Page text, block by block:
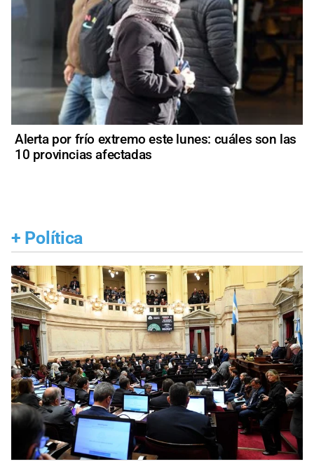
Alerta por frío extremo este lunes: cuáles son las
10 provincias afectadas
+ Política